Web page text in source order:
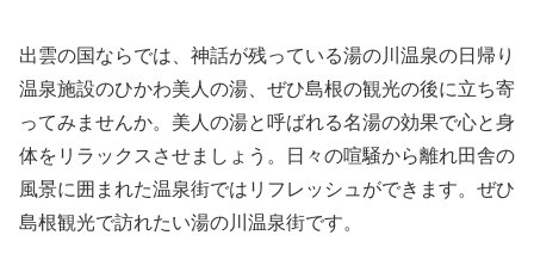
出雲の国ならでは、神話が残っている湯の川温泉の日帰り
温泉施設のひかわ美人の湯、ぜひ島根の観光の後に立ち寄
ってみませんか。美人の湯と呼ばれる名湯の効果で心と身
体をリラックスさせましょう。日々の喧騒から離れ田舎の
風景に囲まれた温泉街ではリフレッシュができます。ぜひ
島根観光で訪れたい湯の川温泉街です。